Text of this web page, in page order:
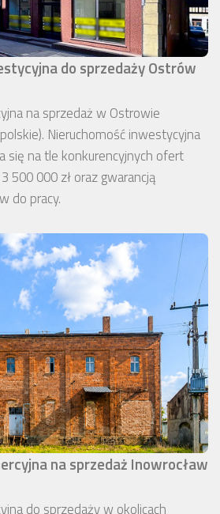
do sprzedaży Ostrów
na sprzedaż w Ostrowie
Nieruchomość inwestycyjna
się na tle konkurencyjnych ofert
500 000 zł oraz gwarancją
do pracy.
na sprzedaż Inowrocław
do sprzedaży w okolicach